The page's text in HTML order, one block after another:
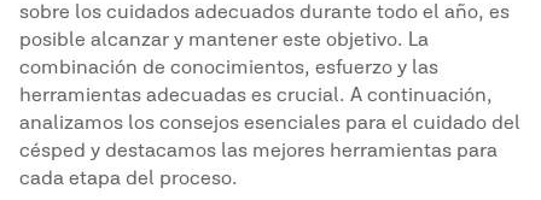
sobre los cuidados adecuados durante todo el año, es
posible alcanzar y mantener este objetivo. La
combinación de conocimientos, esfuerzo y las
herramientas adecuadas es crucial. A continuación,
analizamos los consejos esenciales para el cuidado del
césped y destacamos las mejores herramientas para
cada etapa del proceso.